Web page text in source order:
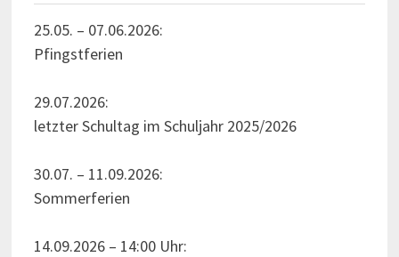
25.05. – 07.06.2026:
Pfingstferien
29.07.2026:
letzter Schultag im Schuljahr 2025/2026
30.07. – 11.09.2026:
Sommerferien
14.09.2026 – 14:00 Uhr: